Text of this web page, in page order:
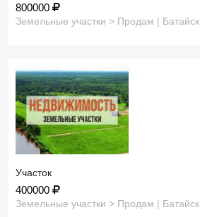
800000
Земельные участки > Продам | Батайск
Участок
400000
Земельные участки > Продам | Батайск